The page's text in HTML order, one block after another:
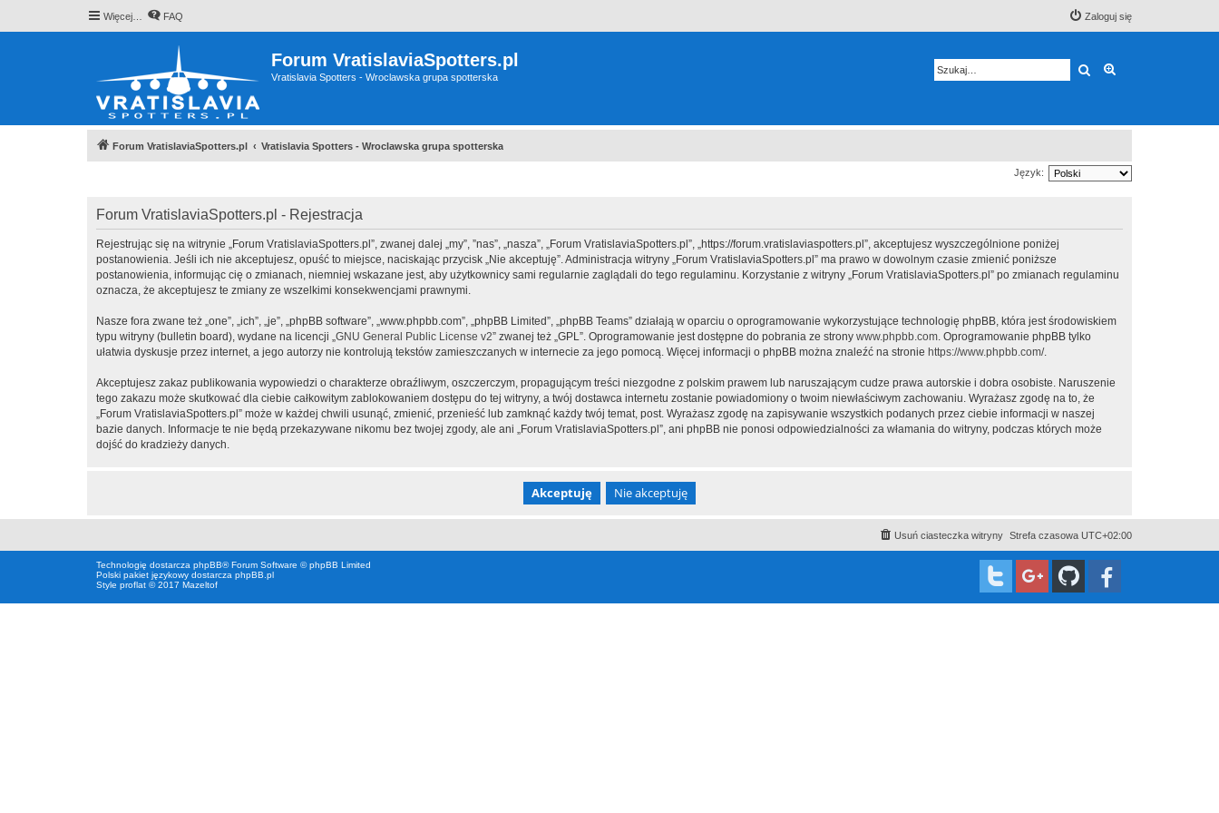
Więcej… FAQ Zaloguj się
Forum VratislaviaSpotters.pl
Vratislavia Spotters - Wroclawska grupa spotterska Szukaj
Forum VratislaviaSpotters.pl Vratislavia Spotters - Wroclawska grupa spotterska
Język:
Forum VratislaviaSpotters.pl - Rejestracja
Rejestrując się na witrynie „Forum VratislaviaSpotters.pl”, zwanej dalej „my”, ”nas”, „nasza”, „Forum VratislaviaSpotters.pl”, „https://forum.vratislaviaspotters.pl”, akceptujesz wyszczególnione poniżej
postanowienia. Jeśli ich nie akceptujesz, opuść to miejsce, naciskając przycisk „Nie akceptuję”. Administracja witryny „Forum VratislaviaSpotters.pl” ma prawo w dowolnym czasie zmienić poniższe
postanowienia, informując cię o zmianach, niemniej wskazane jest, aby użytkownicy sami regularnie zaglądali do tego regulaminu. Korzystanie z witryny „Forum VratislaviaSpotters.pl” po zmianach regulaminu
oznacza, że akceptujesz te zmiany ze wszelkimi konsekwencjami prawnymi.
Nasze fora zwane też „one”, „ich”, „je”, „phpBB software”, „www.phpbb.com”, „phpBB Limited”, „phpBB Teams” działają w oparciu o oprogramowanie wykorzystujące technologię phpBB, która jest środowiskiem
typu witryny (bulletin board), wydane na licencji „ GNU General Public License v2” zwanej też „GPL”. Oprogramowanie jest dostępne do pobrania ze strony www.phpbb.com . Oprogramowanie phpBB tylko
ułatwia dyskusje przez internet, a jego autorzy nie kontrolują tekstów zamieszczanych w internecie za jego pomocą. Więcej informacji o phpBB można znaleźć na stronie https://www.phpbb.com/.
Akceptujesz zakaz publikowania wypowiedzi o charakterze obraźliwym, oszczerczym, propagującym treści niezgodne z polskim prawem lub naruszającym cudze prawa autorskie i dobra osobiste. Naruszenie
tego zakazu może skutkować dla ciebie całkowitym zablokowaniem dostępu do tej witryny, a twój dostawca internetu zostanie powiadomiony o twoim niewłaściwym zachowaniu. Wyrażasz zgodę na to, że
„Forum VratislaviaSpotters.pl” może w każdej chwili usunąć, zmienić, przenieść lub zamknąć każdy twój temat, post. Wyrażasz zgodę na zapisywanie wszystkich podanych przez ciebie informacji w naszej
bazie danych. Informacje te nie będą przekazywane nikomu bez twojej zgody, ale ani „Forum VratislaviaSpotters.pl”, ani phpBB nie ponosi odpowiedzialności za włamania do witryny, podczas których może
dojść do kradzieży danych.
Strefa czasowa UTC+02:00
Usuń ciasteczka witryny
Technologię dostarcza phpBB® Forum Software © phpBB Limited
Polski pakiet językowy dostarcza phpBB.pl
Style proflat © 2017 Mazeltof